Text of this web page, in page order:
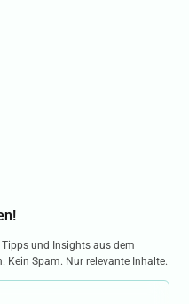
und Insights aus dem
Kein Spam. Nur relevante Inhalte.